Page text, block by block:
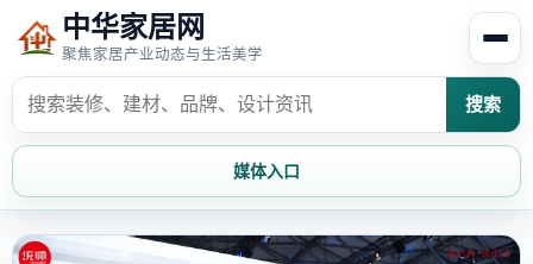
中华家居网
聚焦家居产业动态与生活美学
搜索
媒体入口
首页 家居资讯